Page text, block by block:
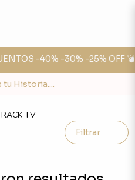
-40% -30% -25% OFF 💣
tu Historia....
RACK TV
Filtrar